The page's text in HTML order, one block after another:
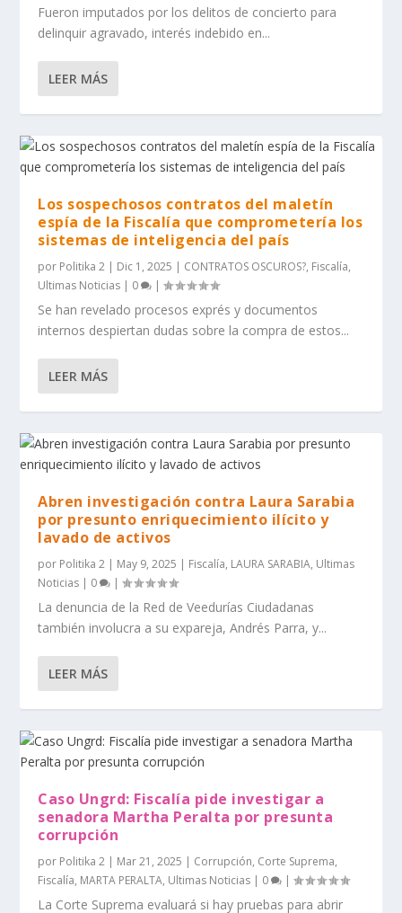
Fueron imputados por los delitos de concierto para
delinquir agravado, interés indebido en...
LEER MÁS
Los sospechosos contratos del maletín
espía de la Fiscalía que comprometería los
sistemas de inteligencia del país
por Politika 2 | Dic 1, 2025 | CONTRATOS OSCUROS?, Fiscalía,
Ultimas Noticias | 0 |
Se han revelado procesos exprés y documentos
internos despiertan dudas sobre la compra de estos...
LEER MÁS
Abren investigación contra Laura Sarabia
por presunto enriquecimiento ilícito y
lavado de activos
por Politika 2 | May 9, 2025 | Fiscalía, LAURA SARABIA, Ultimas
Noticias | 0 |
La denuncia de la Red de Veedurías Ciudadanas
también involucra a su expareja, Andrés Parra, y...
LEER MÁS
Caso Ungrd: Fiscalía pide investigar a
senadora Martha Peralta por presunta
corrupción
por Politika 2 | Mar 21, 2025 | Corrupción, Corte Suprema,
Fiscalía, MARTA PERALTA, Ultimas Noticias | 0 |
La Corte Suprema evaluará si hay pruebas para abrir